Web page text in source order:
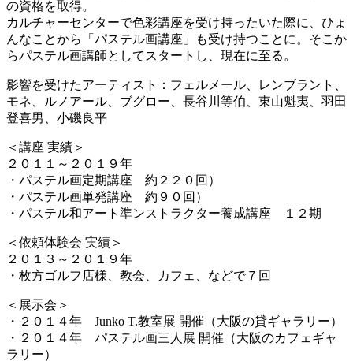
の資格を取得。
カルチャーセンターで色彩講座を受け持ったいた際に、ひょ
んなことから「パステル画講座」も受け持つことに。そこか
らパステル画講師としてスタートし、現在に至る。
影響を受けたアーティスト：フェルメール、レンブラント、
モネ、ルノアール、ブグロー、長谷川等伯、東山魁夷、羽田
登喜男、小磯良平
＜講座 実績＞
２０１１～２０１９年
・パステル画定期講座 約２２０回）
・パステル画単発講座 約９０回）
・パステル和アート準ンストラクター養成講座 １２期
＜依頼体験会 実績＞
２０１３～２０１９年
・枚方ゴルフ店様、教会、カフェ、などで７回
＜展示会＞
・２０１４年 Junko T.教室展 開催（大阪の貸ギャラリー）
・２０１４年 パステル画三人展 開催（大阪のカフェギャ
ラリー）